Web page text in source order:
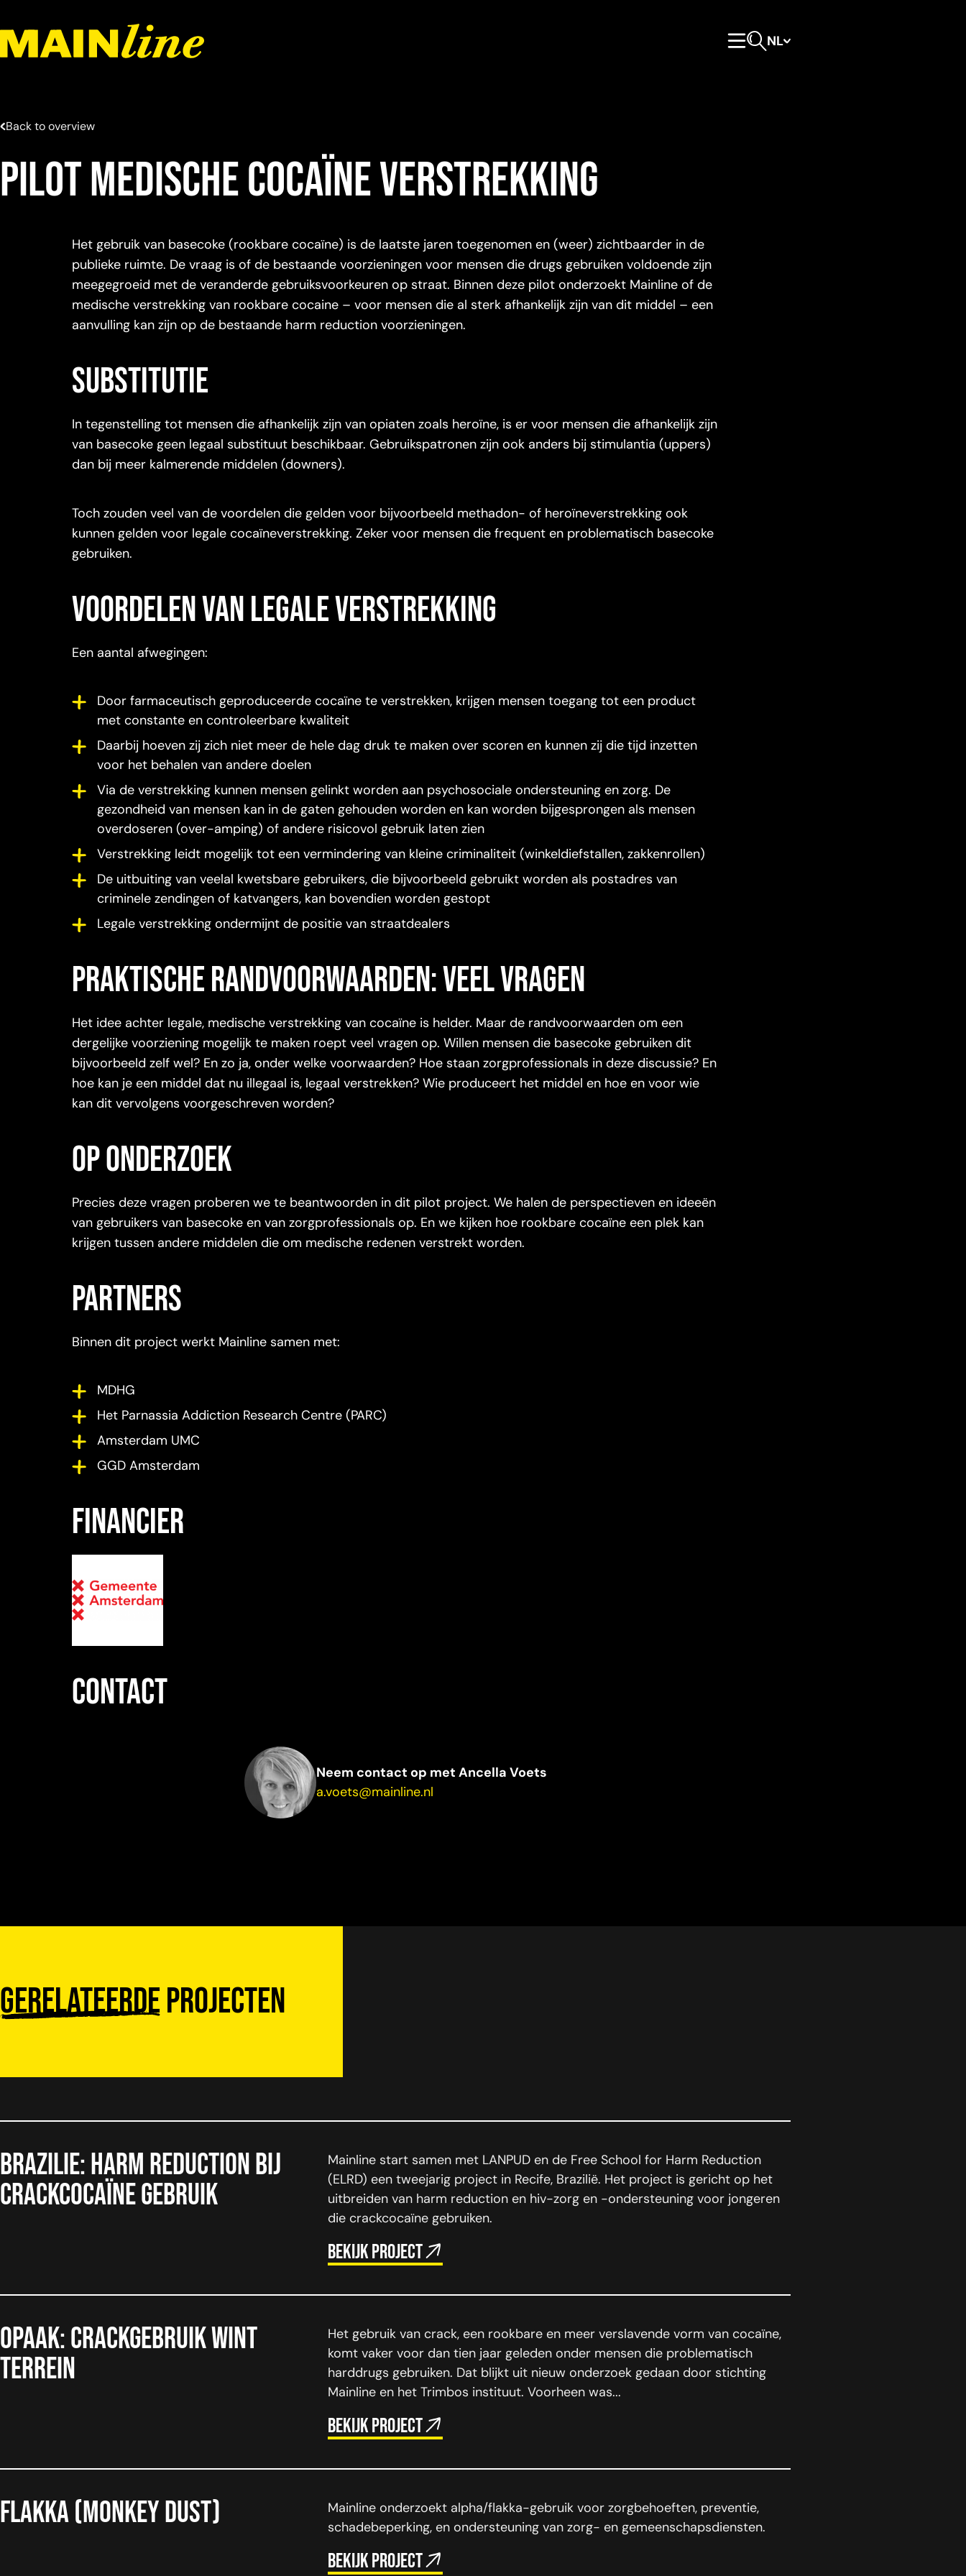
NL
Back to overview
Pilot medische cocaïne verstrekking
Het gebruik van basecoke (rookbare cocaïne) is de laatste jaren toegenomen en (weer) zichtbaarder in de
publieke ruimte. De vraag is of de bestaande voorzieningen voor mensen die drugs gebruiken voldoende zijn
meegegroeid met de veranderde gebruiksvoorkeuren op straat. Binnen deze pilot onderzoekt Mainline of de
medische verstrekking van rookbare cocaine – voor mensen die al sterk afhankelijk zijn van dit middel – een
aanvulling kan zijn op de bestaande harm reduction voorzieningen.
Substitutie
In tegenstelling tot mensen die afhankelijk zijn van opiaten zoals heroïne, is er voor mensen die afhankelijk zijn
van basecoke geen legaal substituut beschikbaar. Gebruikspatronen zijn ook anders bij stimulantia (uppers)
dan bij meer kalmerende middelen (downers).
Toch zouden veel van de voordelen die gelden voor bijvoorbeeld methadon- of heroïneverstrekking ook
kunnen gelden voor legale cocaïneverstrekking. Zeker voor mensen die frequent en problematisch basecoke
gebruiken.
Voordelen van legale verstrekking
Een aantal afwegingen:
Door farmaceutisch geproduceerde cocaïne te verstrekken, krijgen mensen toegang tot een product
met constante en controleerbare kwaliteit
Daarbij hoeven zij zich niet meer de hele dag druk te maken over scoren en kunnen zij die tijd inzetten
voor het behalen van andere doelen
Via de verstrekking kunnen mensen gelinkt worden aan psychosociale ondersteuning en zorg. De
gezondheid van mensen kan in de gaten gehouden worden en kan worden bijgesprongen als mensen
overdoseren (over-amping) of andere risicovol gebruik laten zien
Verstrekking leidt mogelijk tot een vermindering van kleine criminaliteit (winkeldiefstallen, zakkenrollen)
De uitbuiting van veelal kwetsbare gebruikers, die bijvoorbeeld gebruikt worden als postadres van
criminele zendingen of katvangers, kan bovendien worden gestopt
Legale verstrekking ondermijnt de positie van straatdealers
Praktische randvoorwaarden: veel vragen
Het idee achter legale, medische verstrekking van cocaïne is helder. Maar de randvoorwaarden om een
dergelijke voorziening mogelijk te maken roept veel vragen op. Willen mensen die basecoke gebruiken dit
bijvoorbeeld zelf wel? En zo ja, onder welke voorwaarden? Hoe staan zorgprofessionals in deze discussie? En
hoe kan je een middel dat nu illegaal is, legaal verstrekken? Wie produceert het middel en hoe en voor wie
kan dit vervolgens voorgeschreven worden?
Op onderzoek
Precies deze vragen proberen we te beantwoorden in dit pilot project. We halen de perspectieven en ideeën
van gebruikers van basecoke en van zorgprofessionals op. En we kijken hoe rookbare cocaïne een plek kan
krijgen tussen andere middelen die om medische redenen verstrekt worden.
Partners
Binnen dit project werkt Mainline samen met:
MDHG
Het Parnassia Addiction Research Centre (PARC)
Amsterdam UMC
GGD Amsterdam
Financier
Contact
Neem contact op met Ancella Voets
a.voets@mainline.nl
Gerelateerdeprojecten
Brazilie: Harm reduction bij
crackcocaïne gebruik
Mainline start samen met LANPUD en de Free School for Harm Reduction
(ELRD) een tweejarig project in Recife, Brazilië. Het project is gericht op het
uitbreiden van harm reduction en hiv-zorg en -ondersteuning voor jongeren
die crackcocaïne gebruiken.
Bekijk project
Opaak: Crackgebruik wint
terrein
Het gebruik van crack, een rookbare en meer verslavende vorm van cocaïne,
komt vaker voor dan tien jaar geleden onder mensen die problematisch
harddrugs gebruiken. Dat blijkt uit nieuw onderzoek gedaan door stichting
Mainline en het Trimbos instituut. Voorheen was...
Bekijk project
Flakka (monkey dust)
Mainline onderzoekt alpha/flakka-gebruik voor zorgbehoeften, preventie,
schadebeperking, en ondersteuning van zorg- en gemeenschapsdiensten.
Bekijk project